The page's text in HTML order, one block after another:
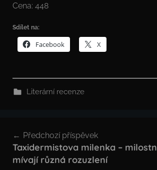
Cena: 448
Sdílet na:
Facebook X
Literární recenze
pro
příspěvek
Předchozí příspěvek
Taxidermistova milenka –
mívají různá rozuzlení